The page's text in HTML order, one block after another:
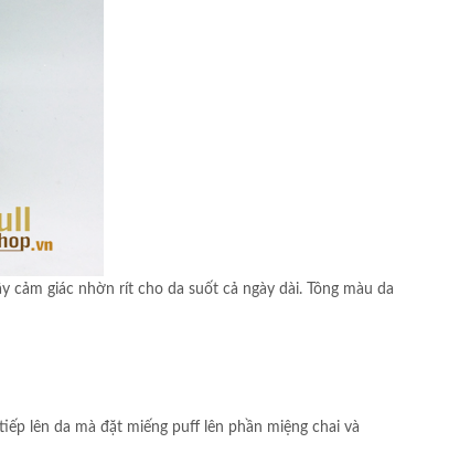
cảm giác nhờn rít cho da suốt cả ngày dài. Tông màu da
lên da mà đặt miếng puff lên phần miệng chai và